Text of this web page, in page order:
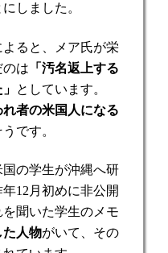
しました。
ると、メア氏が栄
は 「汚名返上する
としています。
れ者の米国人になる
うです。
の学生が沖縄へ研
年12 月初めに非公開
聞いた学生のメモ
た人物がいて、その